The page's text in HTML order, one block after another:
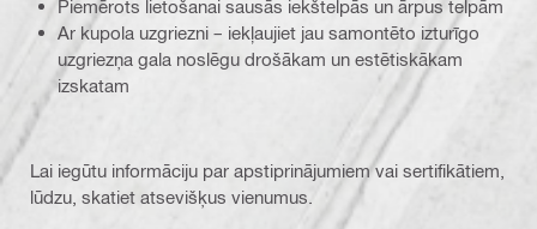
Piemērots lietošanai sausās iekštelpās un ārpus telpām
Ar kupola uzgriezni – iekļaujiet jau samontēto izturīgo
uzgriezņa gala noslēgu drošākam un estētiskākam
izskatam
Lai iegūtu informāciju par apstiprinājumiem vai sertifikātiem,
lūdzu, skatiet atsevišķus vienumus.